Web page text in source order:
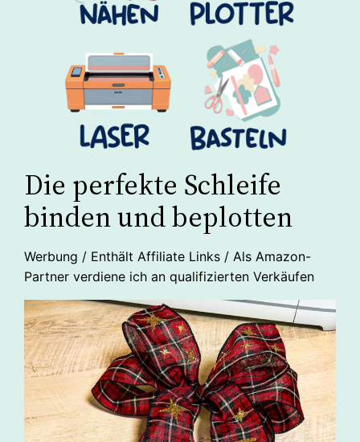
Die perfekte Schleife
binden und beplotten
Werbung / Enthält Affiliate Links / Als Amazon-
Partner verdiene ich an qualifizierten Verkäufen